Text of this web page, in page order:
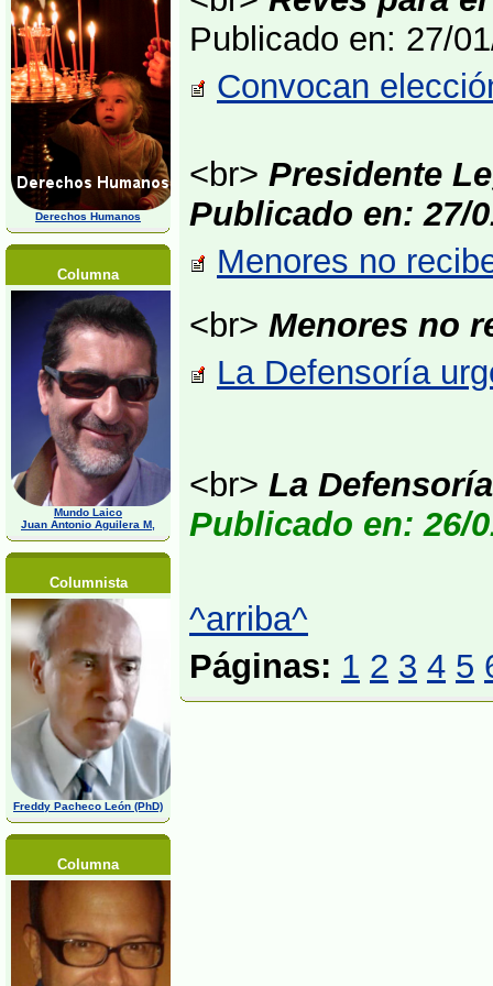
Derechos Humanos
Columna
Mundo Laico
Juan Antonio Aguilera M,
Columnista
Freddy Pacheco León (PhD)
Columna
Publicado en: 27/
Convocan
<br> Presidente
Publicado en: 27/
Menores no
<br> Menores no
La Defensoría
<br> La
Publicado en: 26/
^arriba^
Páginas: 1 2 3 4 5